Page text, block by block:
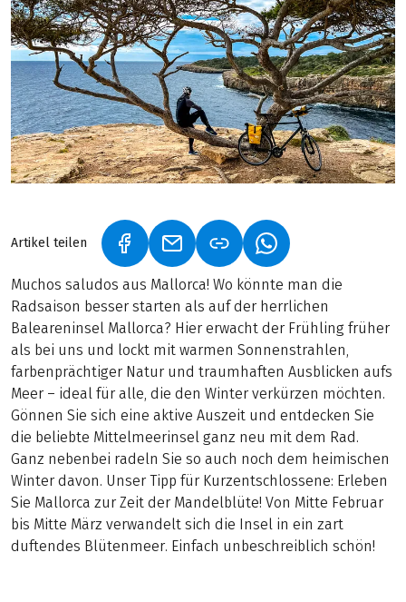
Artikel teilen (LINK ÖFFNET IN NEUEM TAB)
(LINK ÖFFNET IN NEUEM TAB)
(LINK ÖFFNET IN
Muchos saludos aus Mallorca! Wo könnte man die
Radsaison besser starten als auf der herrlichen
Baleareninsel Mallorca? Hier erwacht der Frühling früher
als bei uns und lockt mit warmen Sonnenstrahlen,
farbenprächtiger Natur und traumhaften Ausblicken aufs
Meer – ideal für alle, die den Winter verkürzen möchten.
Gönnen Sie sich eine aktive Auszeit und entdecken Sie
die beliebte Mittelmeerinsel ganz neu mit dem Rad.
Ganz nebenbei radeln Sie so auch noch dem heimischen
Winter davon. Unser Tipp für Kurzentschlossene: Erleben
Sie Mallorca zur Zeit der Mandelblüte! Von Mitte Februar
bis Mitte März verwandelt sich die Insel in ein zart
duftendes Blütenmeer. Einfach unbeschreiblich schön!